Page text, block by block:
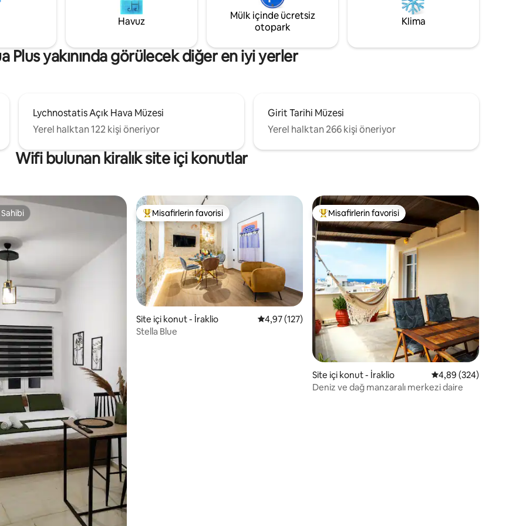
bir kaçış sunuyor ve zarafetin
buluştuğu unutulmaz
vaat ediyor.
yatak, Nespresso makinesi ile tam
donanımlı mutfak ve rahat özel akşamlar
için bir BQ.
veya küçük gruplar için mükemmeldir. ✔
Ücretsiz kablosuz internet bağlantısı. ✔
Havuz
Mülk içinde ücretsiz
otopark
Klima
Plus yakınında görülecek diğer en iyi yerler
Lychnostatis Açık Hava Müzesi
Yerel halktan 122 kişi öneriyor
Girit Tarihi Müzesi
Yerel halktan 266 kişi öneriyor
Wifi bulunan kiralık site içi konutlar
puan, 302 değerlendirme
Misafirlerin favorilerinden en beğenilenler arasında
Misafirlerin favorisi
Site içi konut - İraklio 5 üzerinden ortalama 4,97 puan, 127 değerlendirme
4,97 (127)
Stella Blue
Misafirlerin favorilerinden en beğenilenler arasında
Misafirlerin favorisi
Site içi konut - İraklio 5 üzerinden ortalama
4,89 (324)
Deniz ve dağ manzaralı merkezi daire